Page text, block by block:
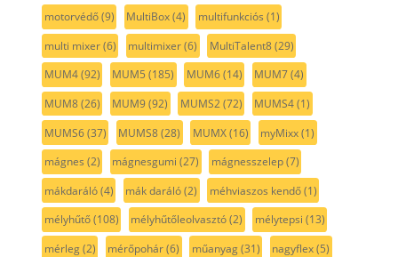
motorvédő(9) MultiBox(4) multifunkciós (1)
multi mixer(6) multimixer(6) MultiTalent8(29)
MUM4(92) MUM5 (185) MUM6(14) MUM7(4)
MUM8(26) MUM9(92) MUMS2(72) MUMS4(1)
MUMS6(37) MUMS8(28) MUMX(16) myMixx(1)
mágnes (2) mágnesgumi (27) mágnesszelep(7)
mákdaráló(4) mák daráló(2) méhviaszos kendő(1)
mélyhűtő(108) mélyhűtőleolvasztó(2) mélytepsi (13)
mérleg(2) mérőpohár(6) műanyag(31) nagyflex(5)